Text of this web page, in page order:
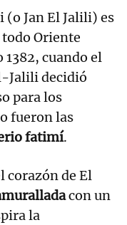
(o Jan El Jalili) es
todo Oriente
cuando el
Jalili decidió
para los
fueron las
fatimí.
corazón de El
con un
la